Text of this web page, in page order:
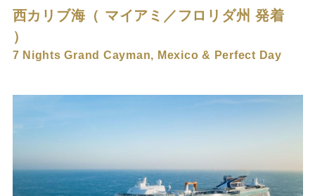
西カリブ海（ マイアミ／フロリダ州 発着
）
7 Nights Grand Cayman, Mexico & Perfect Day